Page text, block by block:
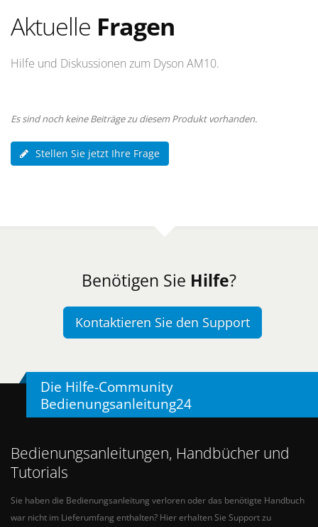
Aktuelle Fragen
Hilfe und Diskussionen zum Dyson AM10.
Es sind noch keine Beiträge zu diesem Produkt vorhanden.
Stellen Sie jetzt Ihre Frage
Benötigen Sie Hilfe?
Kontaktieren Sie den Support
Die Hilfe-Community
Bedienungsanleitung24
Bedienungsanleitungen, Handbücher und
Tutorials
Sie haben die Bedienungsanleitung verloren oder das benötigte Handbuch
war nicht im Lieferumfang enthalten? Hier erhalten Sie Support zu